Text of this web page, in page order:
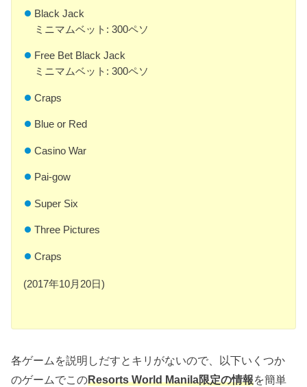
Black Jack
ミニマムベット: 300ペソ
Free Bet Black Jack
ミニマムベット: 300ペソ
Craps
Blue or Red
Casino War
Pai-gow
Super Six
Three Pictures
Craps
(2017年10月20日)
各ゲームを説明しだすとキリがないので、以下いくつか
のゲームでこのResorts World Manila限定の情報を簡単